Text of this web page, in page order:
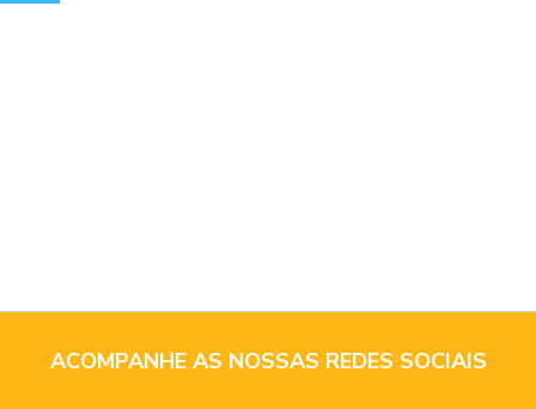
ACOMPANHE AS NOSSAS REDES SOCIAIS